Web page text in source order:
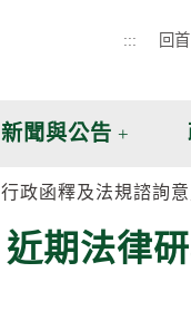
::: 回
新聞與公告
行政函釋及法規諮詢
近期法律